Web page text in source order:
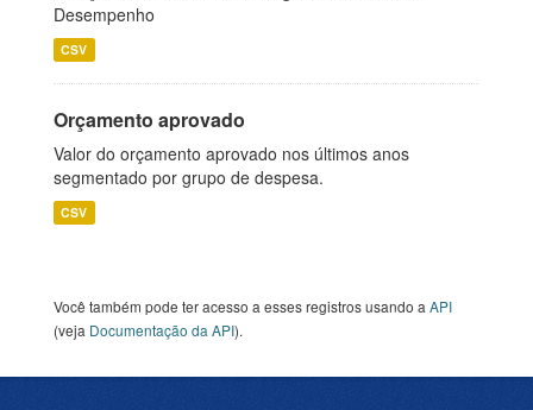
Desempenho
CSV
Orçamento aprovado
Valor do orçamento aprovado nos últimos anos
segmentado por grupo de despesa.
CSV
Você também pode ter acesso a esses registros usando a API
(veja Documentação da API).